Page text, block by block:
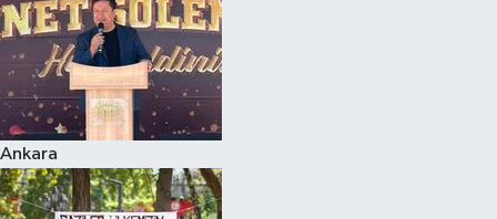
Ankara